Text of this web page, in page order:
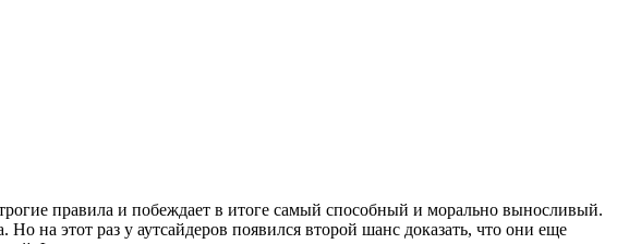
правила и побеждает в итоге самый способный и морально выносливый.
на этот раз у аутсайдеров появился второй шанс доказать, что они еще